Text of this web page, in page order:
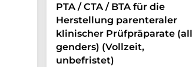
PTA / CTA / BTA für die
Herstellung parenteraler
klinischer Prüfpräparate (all
genders) (Vollzeit,
unbefristet)